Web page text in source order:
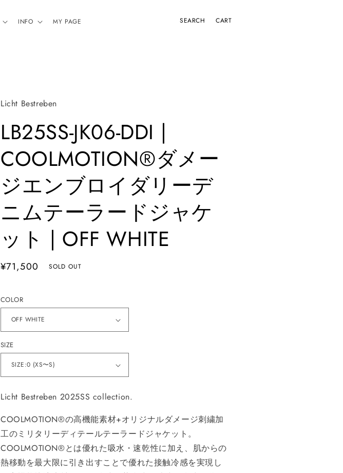
INFO MY PAGE CART
Licht Bestreben
LB25SS-JK06-DDI |
COOLMOTION®️ダメー
ジエンブロイダリーデ
ニムテーラードジャケ
ット | OFF WHITE
通
価
格
¥71,500 SOLD OUT
COLOR
SIZE
Licht Bestreben 2025SS collection.
COOLMOTION®️の高機能素材+オリジナルダメージ刺繍加
工のミリタリーディテールテーラードジャケット。
COOLMOTION®️とは優れた吸水・速乾性に加え、肌からの
熱移動を最大限に引き出すことで優れた接触冷感を実現し